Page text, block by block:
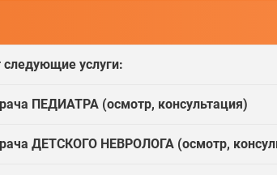
услуги:
ПЕДИАТРА (осмотр, консультация)
ДЕТСКОГО НЕВРОЛОГА (осмотр,